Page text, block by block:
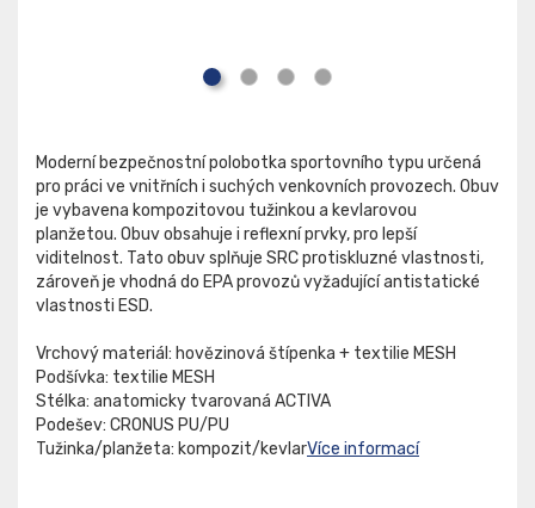
Moderní bezpečnostní polobotka sportovního typu určená
pro práci ve vnitřních i suchých venkovních provozech. Obuv
je vybavena kompozitovou tužinkou a kevlarovou
planžetou. Obuv obsahuje i reflexní prvky, pro lepší
viditelnost. Tato obuv splňuje SRC protiskluzné vlastnosti,
zároveň je vhodná do EPA provozů vyžadující antistatické
vlastnosti ESD.
Vrchový materiál: hovězinová štípenka + textilie MESH
Podšívka: textilie MESH
Stélka: anatomicky tvarovaná ACTIVA
Podešev: CRONUS PU/PU
Tužinka/planžeta: kompozit/kevlarVíce informací